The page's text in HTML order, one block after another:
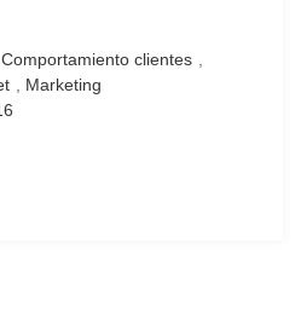
Comportamiento clientes
Marketing